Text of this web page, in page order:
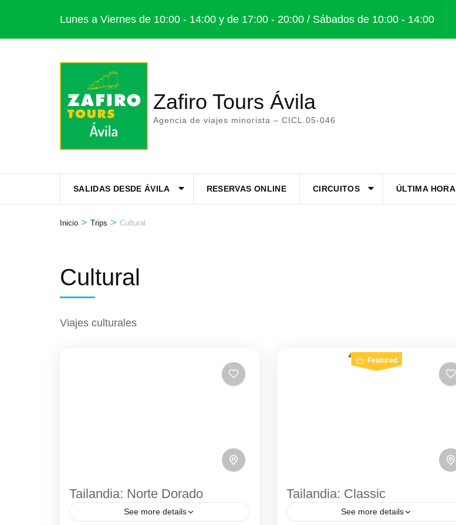
Lunes a Viernes de 10:00 - 14:00 y de 17:00 - 20:00 / Sábados de 10:00 - 14:00
Zafiro Tours Ávila
Agencia de viajes minorista – CICL.05-046
SALIDAS DESDE ÁVILA RESERVAS ONLINE CIRCUITOS ÚLTIMA HORA
Inicio > Trips > Cultural
Cultural
Viajes culturales
Tailandia: Norte Dorado
See more details
Featured
Tailandia: Classic
See more details